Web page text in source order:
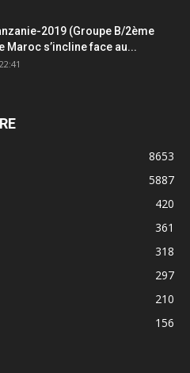
2019 (Groupe B/2ème
Maroc s’incline face au...
8653
5887
420
361
318
297
210
156